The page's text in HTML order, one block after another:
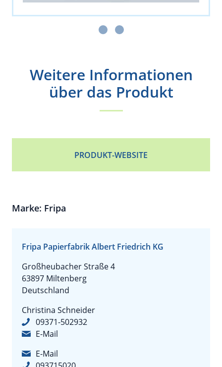
Weitere Informationen
über das Produkt
PRODUKT-WEBSITE
Marke: Fripa
Fripa Papierfabrik Albert Friedrich KG
Großheubacher Straße 4
63897 Miltenberg
Deutschland
Christina Schneider
09371-502932
E-Mail
E-Mail